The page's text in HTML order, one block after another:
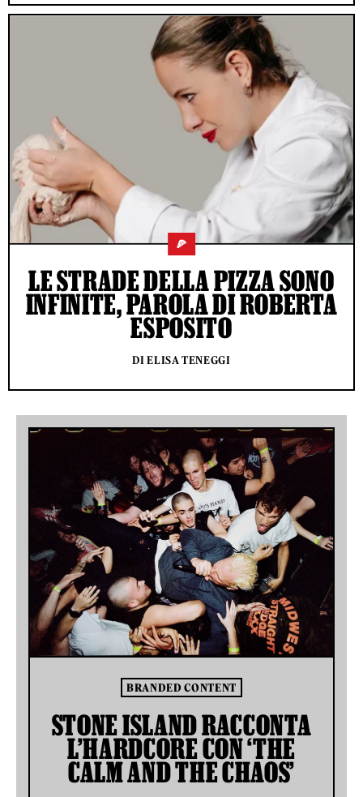
🍕
LE STRADE DELLA PIZZA SONO
INFINITE, PAROLA DI ROBERTA
ESPOSITO
DI ELISA TENEGGI
BRANDED CONTENT
STONE ISLAND RACCONTA
L’HARDCORE CON ‘THE
CALM AND THE CHAOS’